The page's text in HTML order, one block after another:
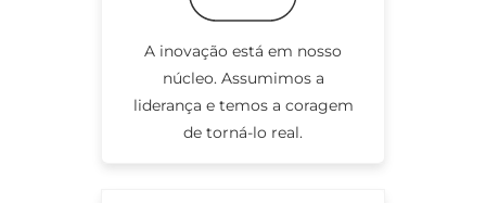
A inovação está em nosso
núcleo. Assumimos a
liderança e temos a coragem
de torná-lo real.